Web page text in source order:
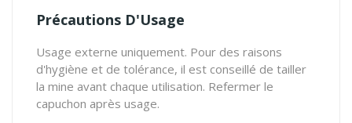
Précautions D'Usage
Usage externe uniquement. Pour des raisons
d'hygiène et de tolérance, il est conseillé de tailler
la mine avant chaque utilisation. Refermer le
capuchon après usage.